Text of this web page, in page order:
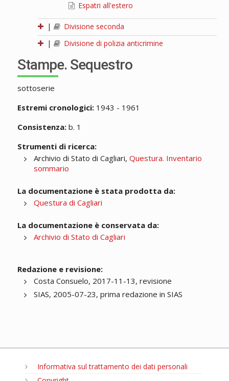
Espatri all'estero
|
Divisione seconda
|
Divisione di polizia anticrimine
Stampe. Sequestro
sottoserie
Estremi cronologici:1943 - 1961
Consistenza:b. 1
Strumenti di ricerca:
Archivio di Stato di Cagliari, Questura. Inventario
sommario
La documentazione è stata prodotta da:
Questura di Cagliari
La documentazione è conservata da:
Archivio di Stato di Cagliari
Redazione e revisione:
Costa Consuelo, 2017-11-13, revisione
SIAS, 2005-07-23, prima redazione in SIAS
Informativa sul trattamento dei dati personali